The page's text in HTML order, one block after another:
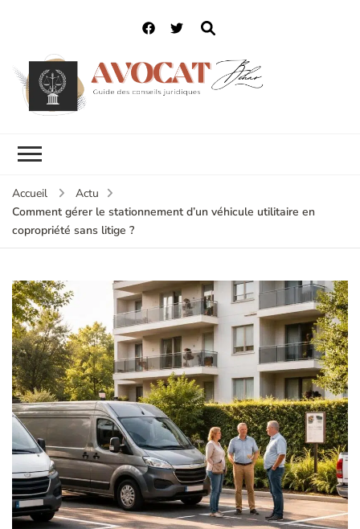
Accueil
Actu
Comment gérer le stationnement d’un véhicule utilitaire en
copropriété sans litige ?